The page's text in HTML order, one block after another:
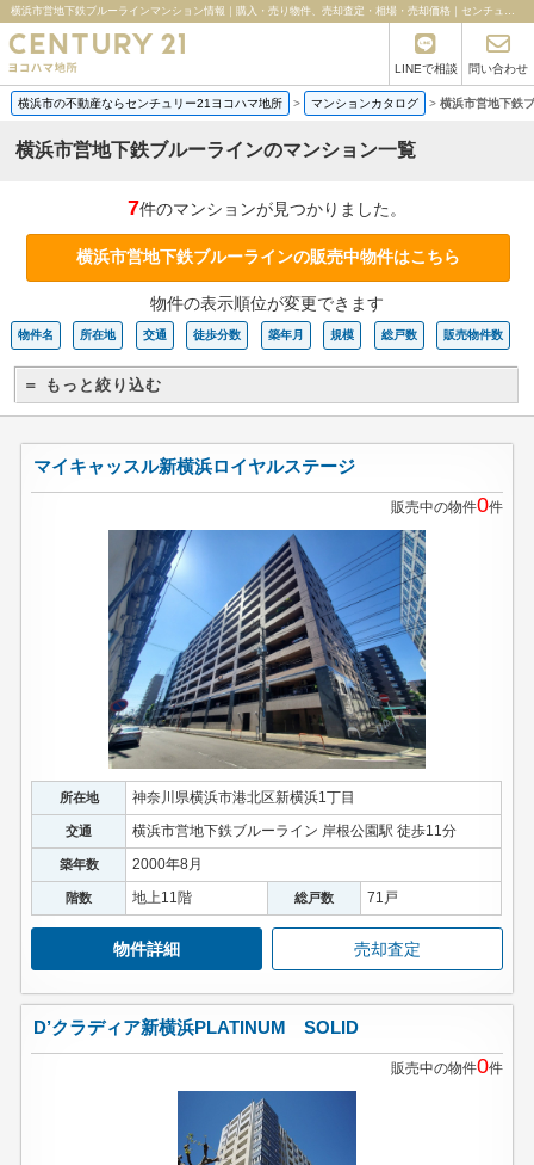
横浜市営地下鉄ブルーラインマンション情報｜購入・売り物件、売却査定・相場・売却価格｜センチュリー21ヨコハマ地所
LINEで相談 問い合わせ
横浜市の不動産ならセンチュリー21ヨコハマ地所 > マンションカタログ > 横浜市営地下鉄
横浜市営地下鉄ブルーラインのマンション一覧
7件のマンションが見つかりました。
横浜市営地下鉄ブルーラインの販売中物件はこちら
物件の表示順位が変更できます
物件名 所在地 交通 徒歩分数 築年月 規模 総戸数 販売物件数
＝ もっと絞り込む
マイキャッスル新横浜ロイヤルステージ
販売中の物件0件
所在地 神奈川県横浜市港北区新横浜1丁目
交通 横浜市営地下鉄ブルーライン 岸根公園駅 徒歩11分
築年数 2000年8月
階数 地上11階 総戸数 71戸
物件詳細 売却査定
D’クラディア新横浜PLATINUM SOLID
販売中の物件0件